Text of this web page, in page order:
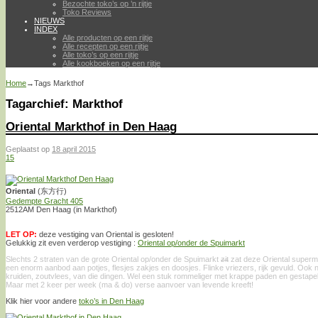
Bezochte toko’s op ’n rijtje
Toko Reviews
NIEUWS
INDEX
Alle producten op een rijtje
Alle recepten op een rijtje
Alle toko’s op een rijtje
Alle kookboeken op een rijtje
Home→Tags Markthof
Tagarchief: Markthof
Oriental Markthof in Den Haag
Geplaatst op 18 april 2015
15
Oriental (东方行)
Gedempte Gracht 405
2512AM Den Haag (in Markthof)
LET OP: deze vestiging van Oriental is gesloten!
Gelukkig zit even verderop vestiging : Oriental op/onder de Spuimarkt
Slechts 2 straten van de grote Oriental op/onder de Spuimarkt zit zat deze Oriental
een enorm aanbod aan potjes, flesjes zakjes en doosjes. Flinke vriezers, rijk gevuld. Ook
kruiden, zoutvlees, van die dingen. Wel een stuk rommeliger met krappe paden en
Maar met 2 keer per week (ma & do) verse aanvoer van levende kreeft!
Klik hier voor andere toko’s in Den Haag